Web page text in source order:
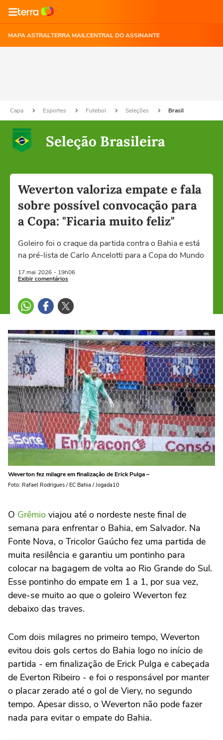
MAPA ASTRALTERRA MAILCENTRAL DO ASSINANTE
Capa Esportes Futebol Seleções Brasil
Seleção Brasileira
Weverton valoriza empate e fala
sobre possível convocação para
a Copa: "Ficaria muito feliz"
Goleiro foi o craque da partida contra o Bahia e está
na pré-lista de Carlo Ancelotti para a Copa do Mundo
17 mai 2026 - 19h06
Exibir comentários
Weverton fez milagre em finalização de Erick Pulga –
Foto: Rafael Rodrigues / EC Bahia / Jogada10
O Grêmio viajou até o nordeste neste final de
semana para enfrentar o Bahia, em Salvador. Na
Fonte Nova, o Tricolor Gaúcho fez uma partida de
muita resilência e garantiu um pontinho para
colocar na bagagem de volta ao Rio Grande do Sul.
Esse pontinho do empate em 1 a 1, por sua vez,
deve-se muito ao que o goleiro Weverton fez
debaixo das traves.
Com dois milagres no primeiro tempo, Weverton
evitou dois gols certos do Bahia logo no início de
partida - em finalização de Erick Pulga e cabeçada
de Everton Ribeiro - e foi o responsável por manter
o placar zerado até o gol de Viery, no segundo
tempo. Apesar disso, o Weverton não pode fazer
nada para evitar o empate do Bahia.